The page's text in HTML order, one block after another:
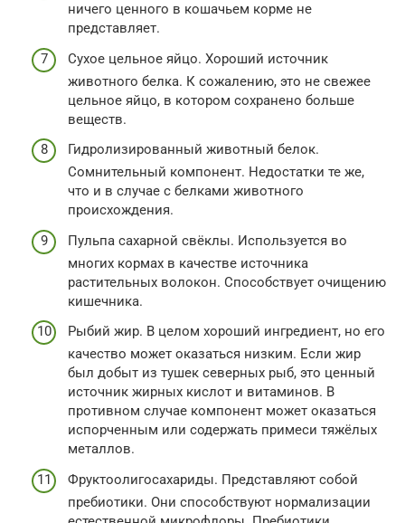
ничего ценного в кошачьем корме не
представляет.
Сухое цельное яйцо. Хороший источник
животного белка. К сожалению, это не свежее
цельное яйцо, в котором сохранено больше
веществ.
Гидролизированный животный белок.
Сомнительный компонент. Недостатки те же,
что и в случае с белками животного
происхождения.
Пульпа сахарной свёклы. Используется во
многих кормах в качестве источника
растительных волокон. Способствует очищению
кишечника.
Рыбий жир. В целом хороший ингредиент, но его
качество может оказаться низким. Если жир
был добыт из тушек северных рыб, это ценный
источник жирных кислот и витаминов. В
противном случае компонент может оказаться
испорченным или содержать примеси тяжёлых
металлов.
Фруктоолигосахариды. Представляют собой
пребиотики. Они способствуют нормализации